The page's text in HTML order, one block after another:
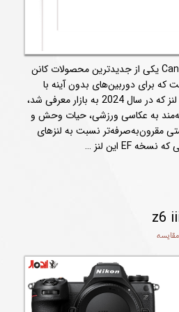
لنز Canon RF 75-300mm f/4-5.6 یکی از جدیدترین محصولات کانن
که برای دوربین‌های بدون آینه با
مانت RF طراحی شده است. این لنز که در سال 2024 به بازار معرفی شد،
به عکاسی ورزشی، حیات وحش و
مقرون‌به‌صرفه‌تر نسبت به لنزهای
مقایسه